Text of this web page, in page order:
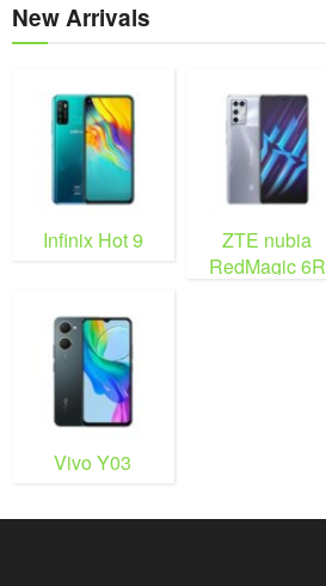
New Arrivals
Infinix Hot 9
ZTE nubia
RedMagic 6R
Vivo Y03